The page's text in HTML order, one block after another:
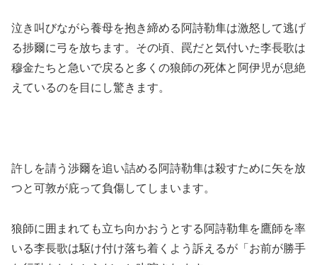
泣き叫びながら養母を抱き締める阿詩勒隼は激怒して逃げ
る捗爾に弓を放ちます。その頃、罠だと気付いた李長歌は
穆金たちと急いで戻ると多くの狼師の死体と阿伊児が息絶
えているのを目にし驚きます。
許しを請う渉爾を追い詰める阿詩勒隼は殺すために矢を放
つと可敦が庇って負傷してしまいます。
狼師に囲まれても立ち向かおうとする阿詩勒隼を鷹師を率
いる李長歌は駆け付け落ち着くよう訴えるが「お前が勝手